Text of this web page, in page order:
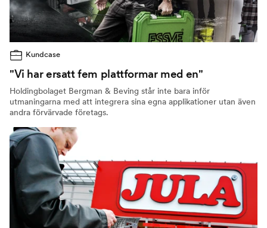
Kundcase
"Vi har ersatt fem plattformar med en"
Holdingbolaget Bergman & Beving står inte bara inför
utmaningarna med att integrera sina egna applikationer utan även
andra förvärvade företags.